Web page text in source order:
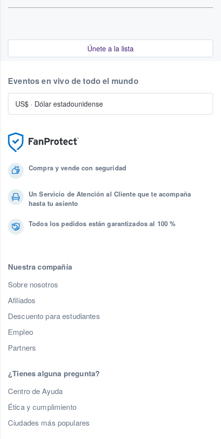
Únete a la lista
Compra y vende con seguridad
Un Servicio de Atención al Cliente que te acompaña
hasta tu asiento
Todos los pedidos están garantizados al 100 %
Nuestra compañía
Sobre nosotros
Afiliados
Descuento para estudiantes
Empleo
Partners
¿Tienes alguna pregunta?
Centro de Ayuda
Ética y cumplimiento
Ciudades más populares
Eventos en vivo de todo el mundo
US$ · Dólar estadounidense